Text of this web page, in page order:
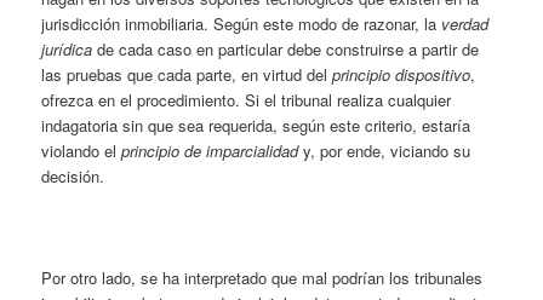
jurisdicción inmobiliaria. Según este modo de razonar, la verdad
jurídica de cada caso en particular debe construirse a partir de
las pruebas que cada parte, en virtud delprincipio dispositivo,
ofrezca en el procedimiento. Si el tribunal realiza cualquier
indagatoria sin que sea requerida, según este criterio, estaría
violando elprincipio de imparcialidady, por ende, viciando su
decisión.
Por otro lado, se ha interpretado que mal podrían los tribunales